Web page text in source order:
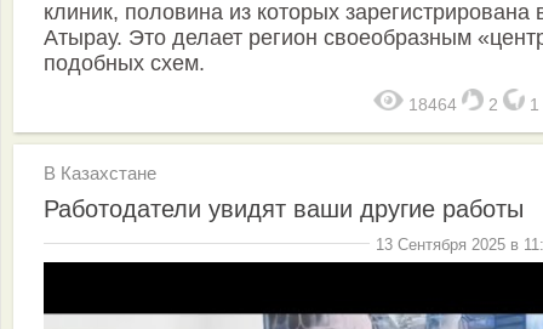
клиник, половина из которых зарегистрирована
Атырау. Это делает регион своеобразным
подобных схем.
18464 2 1
В Казахстане
Работодатели увидят ваши другие работы
13 Сентября 2025 в